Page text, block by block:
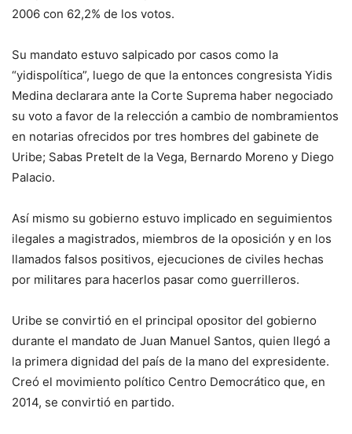
2006 con 62,2% de los votos.
Su mandato estuvo salpicado por casos como la
“yidispolítica”, luego de que la entonces congresista Yidis
Medina declarara ante la Corte Suprema haber negociado
su voto a favor de la relección a cambio de nombramientos
en notarias ofrecidos por tres hombres del gabinete de
Uribe; Sabas Pretelt de la Vega, Bernardo Moreno y Diego
Palacio.
Así mismo su gobierno estuvo implicado en seguimientos
ilegales a magistrados, miembros de la oposición y en los
llamados falsos positivos, ejecuciones de civiles hechas
por militares para hacerlos pasar como guerrilleros.
Uribe se convirtió en el principal opositor del gobierno
durante el mandato de Juan Manuel Santos, quien llegó a
la primera dignidad del país de la mano del expresidente.
Creó el movimiento político Centro Democrático que, en
2014, se convirtió en partido.